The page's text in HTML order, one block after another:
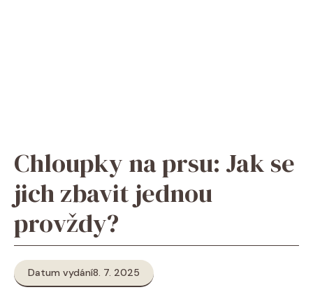
Chloupky na prsu: Jak se
jich zbavit jednou
provždy?
Datum vydání8. 7. 2025